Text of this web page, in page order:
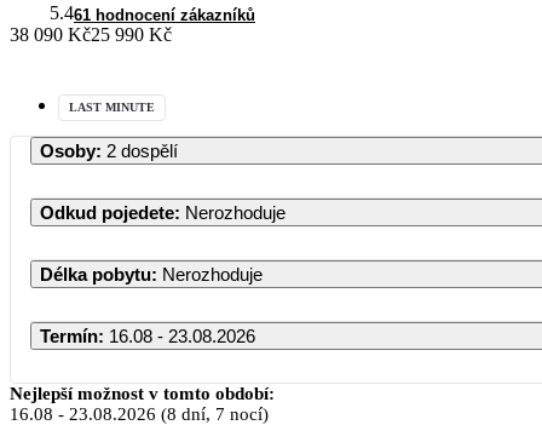
5.461 hodnocení zákazníků
38 090 Kč25 990 Kč
LAST MINUTE
Osoby: 2 dospělí
Odkud pojedete: Nerozhoduje
Délka pobytu: Nerozhoduje
Termín: 16.08 - 23.08.2026
Nejlepší možnost v tomto období:
16.08 - 23.08.2026 (8 dní, 7 nocí)